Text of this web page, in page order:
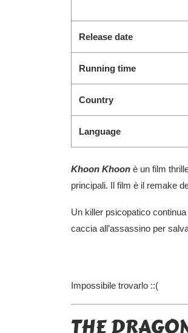
Release date
Running time
Country
Language
Khoon Khoon è un film
principali. Il film è il remake
Un killer psicopatico
caccia all’assassino per
Impossibile trovarlo ::(
THE